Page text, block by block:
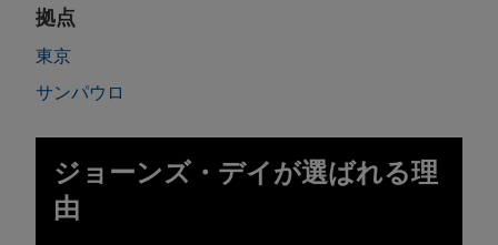
拠点
東京
サンパウロ
ジョーンズ・デイが選ばれる理
由